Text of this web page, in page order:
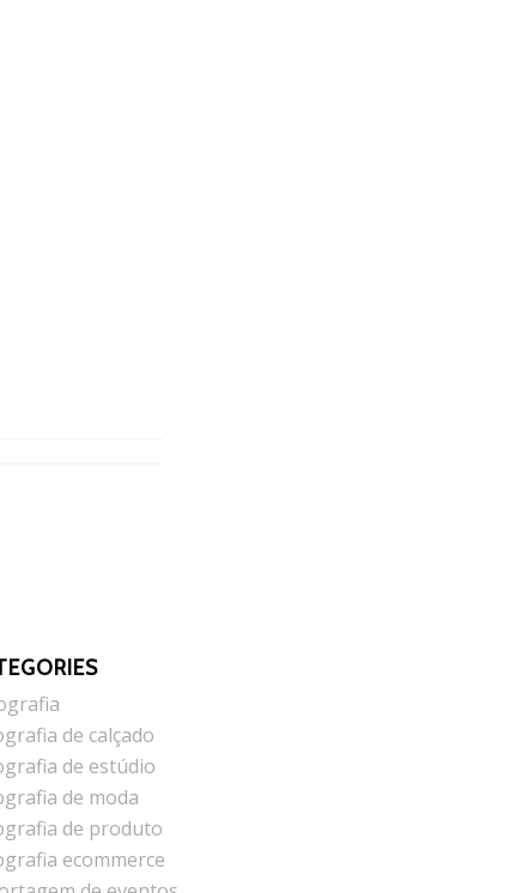
de calçado
de estúdio
de moda
de produto
ecommerce